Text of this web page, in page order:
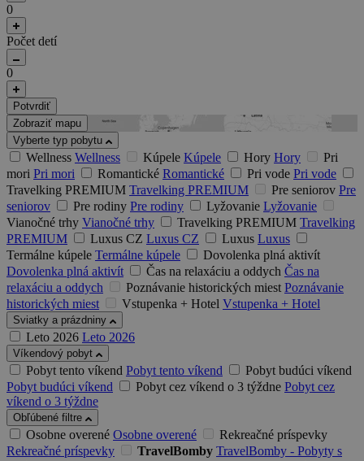
0
Počet detí
0
Potvrdiť
Zobraziť mapu
Vyberte typ pobytu
Wellness Wellness Kúpele Kúpele Hory Hory
Pri
mori Pri mori Romantické Romantické Pri vode Pri vode
Travelking PREMIUM Travelking PREMIUM Pre seniorov Pre
seniorov
Pre rodiny Pre rodiny Lyžovanie Lyžovanie
Vianočné trhy Vianočné trhy Travelking PREMIUM Travelking
PREMIUM
Luxus CZ Luxus CZ Luxus Luxus
Termálne kúpele Termálne kúpele
Dovolenka plná aktivít
Dovolenka plná aktivít
Čas na relaxáciu a oddych Čas na
relaxáciu a oddych
Poznávanie historických miest Poznávanie
historických miest
Vstupenka + Hotel Vstupenka + Hotel
Sviatky a prázdniny
Leto 2026 Leto 2026
Víkendový pobyt
Pobyt tento víkend Pobyt tento víkend
Pobyt budúci víkend
Pobyt budúci víkend
Pobyt cez víkend o 3 týždne Pobyt cez
víkend o 3 týždne
Obľúbené filtre
Osobne overené Osobne overené
Rekreačné príspevky
Rekreačné príspevky
TravelBomby TravelBomby - Pobyty s